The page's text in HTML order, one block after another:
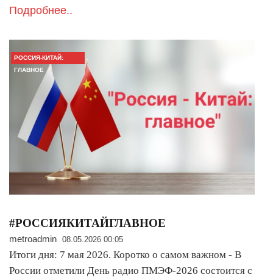
Подробнее..
РОССИЯ-КИТАЙ:
ГЛАВНОЕ
#РОССИЯКИТАЙГЛАВНОЕ
metroadmin 08.05.2026 00:05
Итоги дня: 7 мая 2026. Коротко о самом важном - В
России отметили День радио ПМЭФ-2026 состоится с